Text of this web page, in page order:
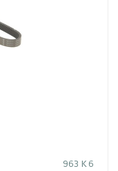
963 K 6